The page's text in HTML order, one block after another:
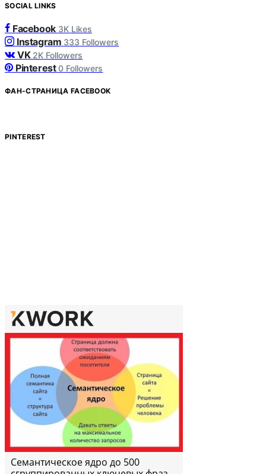
SOCIAL LINKS
Facebook 3K Likes
Instagram 333 Followers
VK 2K Followers
Pinterest 0 Followers
ФАН-СТРАНИЦА FACEBOOK
PINTEREST